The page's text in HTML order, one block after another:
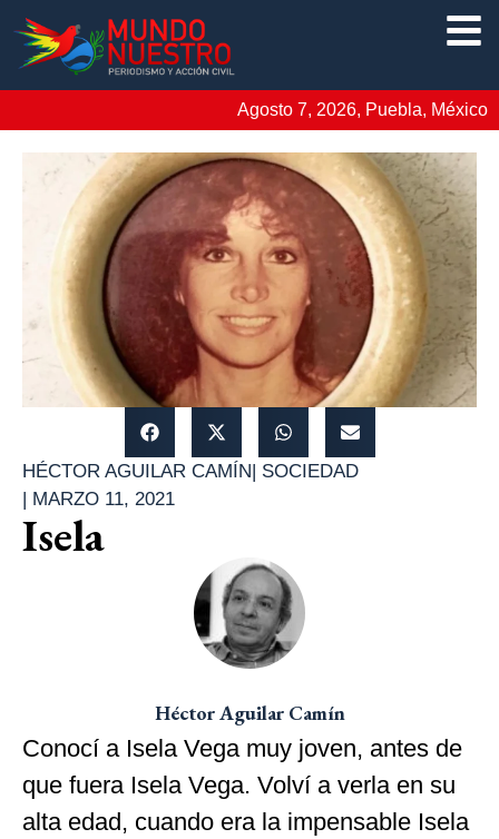
Agosto 7, 2026, Puebla, México
HÉCTOR AGUILAR CAMÍN
SOCIEDAD
MARZO 11, 2021
Isela
Héctor Aguilar Camín
Conocí a Isela Vega muy joven, antes de
que fuera Isela Vega. Volví a verla en su
alta edad, cuando era la impensable Isela